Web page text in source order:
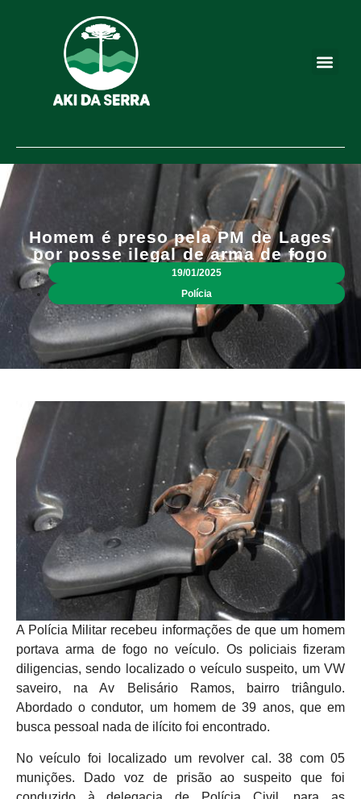
Homem é preso pela PM de Lages
por posse ilegal de arma de fogo
19/01/2025
Polícia
A Polícia Militar recebeu informações de que um homem
portava arma de fogo no veículo. Os policiais fizeram
diligencias, sendo localizado o veículo suspeito, um VW
saveiro, na Av Belisário Ramos, bairro triângulo.
Abordado o condutor, um homem de 39 anos, que em
busca pessoal nada de ilícito foi encontrado.
No veículo foi localizado um revolver cal. 38 com 05
munições. Dado voz de prisão ao suspeito que foi